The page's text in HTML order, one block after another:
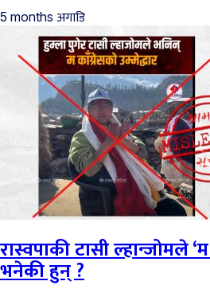
5 months अगाडि
रास्वपाकी टासी ल्हान्जोमले
भनेकी हुन् ?